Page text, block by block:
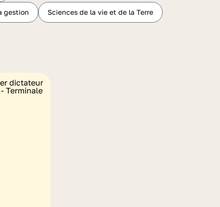
gestion Sciences de la vie et de la Terre